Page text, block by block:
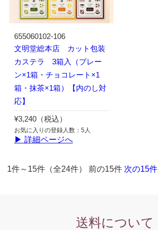
655060102-106
文明堂総本店 カット包装
カステラ 3箱入（プレー
ン×1箱・チョコレート×1
箱・抹茶×1箱）【内のし対
応】
¥3,240（税込）
お気に入りの登録人数：5人
▶ 詳細ページへ
1件～15件（全24件） 前の15件 次の15件
送料について